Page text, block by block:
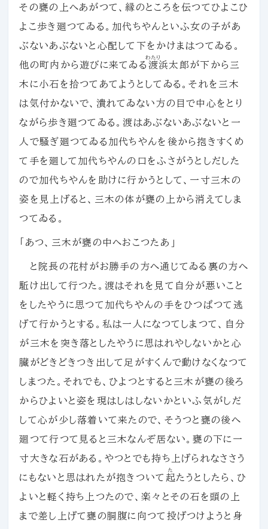
その甕の上へあがつて、縁のところを伝つてひよこひ
よこ歩き廻つてゐる。加代ちやんといふ女の子があ
ぶないあぶないと心配して下をかけまはつてゐる。
他の町内から遊びに来てゐる 渡
わたり
浜太郎が下から三
木に小石を拾つてあてようとしてゐる。それを三木
は気付かないで、潰れてゐない方の目で中心をとり
ながら歩き廻つてゐる。渡はあぶないあぶないと一
人で騒ぎ廻つてゐる加代ちやんを後から抱きすくめ
て手を廻して加代ちやんの口をふさがうとしだした
ので加代ちやんを助けに行かうとして、一寸三木の
姿を見上げると、三木の体が甕の上から消えてしま
つてゐる。
「あつ、三木が甕の中へおこつたあ」
と院長の花村がお勝手の方へ通じてゐる裏の方へ
駈け出して行つた。渡はそれを見て自分が悪いこと
をしたやうに思つて加代ちやんの手をひつぱつて逃
げて行かうとする。私は一人になつてしまつて、自分
が三木を突き落としたやうに思はれやしないかと心
臓がどきどきつき出して足がすくんで動けなくなつて
しまつた。それでも、ひよつとすると三木が甕の後ろ
からひよいと姿を現はしはしないかといふ気がしだ
して心が少し落着いて来たので、そうつと甕の後へ
廻つて行つて見ると三木なんぞ居ない。甕の下に一
寸大きな石がある。やつとでも持ち上げられなささう
にもないと思はれたが抱きついて 起
た
たうとしたら、ひ
よいと軽く持ち上つたので、楽々とその石を頭の上
まで差し上げて甕の胴腹に向つて投げつけようと身